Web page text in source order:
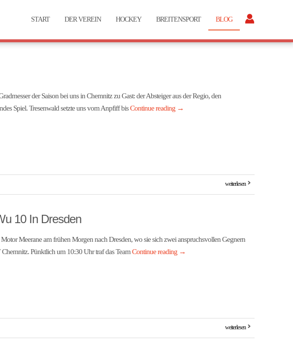
START DER VEREIN HOCKEY BREITENSPORT BLOG
der Saison bei uns in Chemnitz zu Gast: der Absteiger aus der Regio, den
Spiel. Tresenwald setzte uns vom Anpfiff bisContinue reading →
weiterlesen
10 In Dresden
Meerane am frühen Morgen nach Dresden, wo sie sich zwei anspruchsvollen Gegnern
Pünktlich um 10:30 Uhr traf das TeamContinue reading →
weiterlesen